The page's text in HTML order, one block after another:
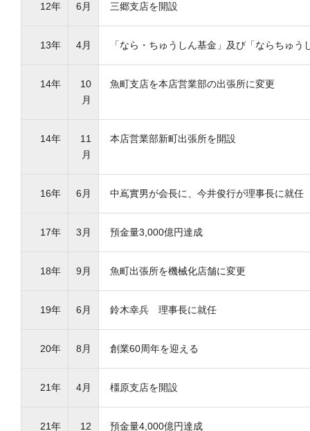
12年 6月 三郷支店を開設
13年 4月 「なら・ちゅうしん基金」及び「ならちゅ
14年
10
月
魚町支店を本店営業部の出張所に変更
14年
11
月
本店営業部新町出張所を開設
16年 6月 中嶌實男が会長に、今井俊行が理事長に就任
17年 3月 預金量3,000億円達成
18年 9月 魚町出張所を機械化店舗に変更
19年 6月 鈴木幸兵 理事長に就任
20年 8月 創業60周年を迎える
21年 4月 橿原支店を開設
21年
12
預金量4,000億円達成